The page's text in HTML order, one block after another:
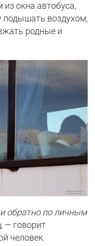
окна автобуса,
подышать воздухом,
родные и
обратно по личным
— говорит
человек.